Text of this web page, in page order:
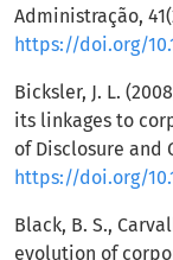
Administração,
https://doi.org/
Bicksler, J. L.
its linkages to
of Disclosure and
https://doi.org/
Black, B. S.,
evolution of